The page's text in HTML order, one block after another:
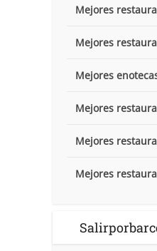
Mejores
Mejores
Mejores
Mejores
Mejores
Mejores